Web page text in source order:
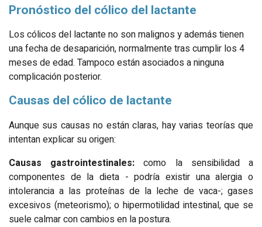
Pronóstico del cólico del lactante
Los cólicos del lactante no son malignos y además tienen
una fecha de desaparición, normalmente tras cumplir los 4
meses de edad. Tampoco están asociados a ninguna
complicación posterior.
Causas del cólico de lactante
Aunque sus causas no están claras, hay varias teorías que
intentan explicar su origen:
Causas gastrointestinales: como la sensibilidad a
componentes de la dieta - podría existir una alergia o
intolerancia a las proteínas de la leche de vaca-; gases
excesivos (meteorismo); o hipermotilidad intestinal, que se
suele calmar con cambios en la postura.